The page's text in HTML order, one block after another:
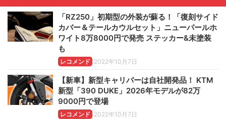
「RZ250」初期型の外装が蘇る！「復刻サイド
カバー＆テールカウルセット」ニューパールホ
ワイト8万8000円で発売 ステッカー&未塗装
も
レコメンド 2022年10月7日
【新車】新型キャリパーは自社開発品！ KTM
新型「390 DUKE」2026年モデルが82万
9000円で登場
レコメンド 2022年10月7日